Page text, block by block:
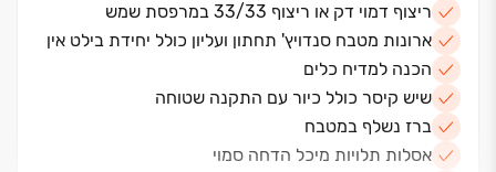
ריצוף דמוי דק או ריצוף 33/33 במרפסת שמש
ארונות מטבח סנדויץ' תחתון ועליון כולל יחידת בילט אין
הכנה למדיח כלים
שיש קיסר כולל כיור עם התקנה שטוחה
ברז נשלף במטבח
אסלות תלויות מיכל הדחה סמוי